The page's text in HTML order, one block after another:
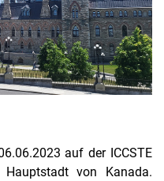
auf der ICCSTE
von Kanada.